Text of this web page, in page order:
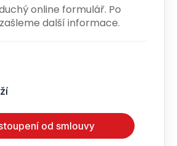
online formulář. Po
další informace.